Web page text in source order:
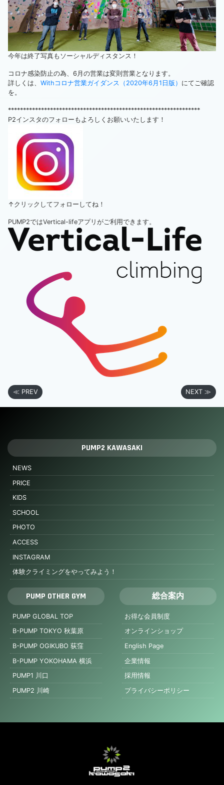
今年は終了写真もソーシャルディスタンス！
コロナ感染防止の為、6月の営業は変則営業となります。
詳しくは、 Withコロナ営業ガイダンス（2020年6月1日版） にてご確認
を。
****************************************************************
P2インスタのフォローもよろしくお願いいたします！
↑クリックしてフォローしてね！
PUMP2ではVertical-lifeアプリがご利用できます。
≪ PREV NEXT ≫
PUMP2 KAWASAKI
NEWS
PRICE
KIDS
SCHOOL
PHOTO
ACCESS
INSTAGRAM
体験クライミングをやってみよう！
PUMP OTHER GYM
PUMP GLOBAL TOP
B-PUMP TOKYO 秋葉原
B-PUMP OGIKUBO 荻窪
B-PUMP YOKOHAMA 横浜
PUMP1 川口
PUMP2 川崎
総合案内
お得な会員制度
オンラインショップ
English Page
企業情報
採用情報
プライバシーポリシー